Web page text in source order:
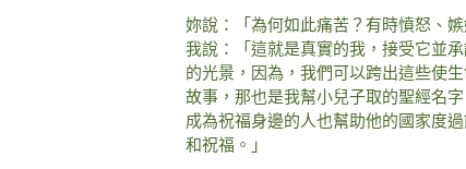
妳說：「為何如此痛苦？有時憤怒、嫉
我說：「這就是真實的我，接受它並
的光景，因為，我們可以跨出這些使
故事，那也是我幫小兒子取的聖經名
成為祝福身邊的人也幫助他的國家度
和祝福。」